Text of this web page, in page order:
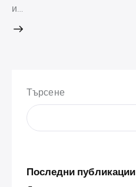
и…
Търсене
Последни публикации